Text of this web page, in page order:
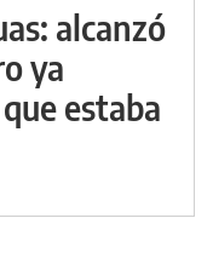
alcanzó
ya
estaba